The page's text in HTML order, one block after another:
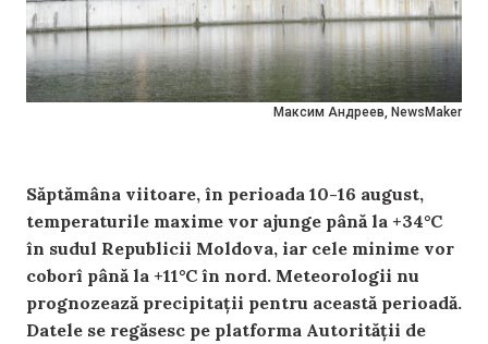
Максим Андреев, NewsMaker
Săptămâna viitoare, în perioada 10-16 august,
temperaturile maxime vor ajunge până la +34°C
în sudul Republicii Moldova, iar cele minime vor
coborî până la +11°C în nord. Meteorologii nu
prognozează precipitații pentru această perioadă.
Datele se regăsesc pe platforma Autorității de